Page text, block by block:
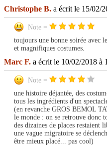
Christophe B. a écrit le 15/02/
Note =
toujours une bonne soirée avec
et magnifiques costumes.
Marc F. a écrit le 10/02/2018 à
Note =
une histoire déjantée, des
tous les ingrédients d'un
(en revanche GROS BEMOL
le monde : on se retrouve donc
des dizaines de places restaient
une vague migratoire se
être mieux placé... pas cool)